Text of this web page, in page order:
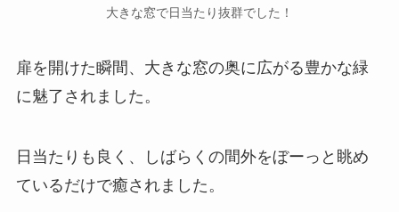
大きな窓で日当たり抜群でした！
扉を開けた瞬間、大きな窓の奥に広がる豊かな緑
に魅了されました。
日当たりも良く、しばらくの間外をぼーっと眺め
ているだけで癒されました。